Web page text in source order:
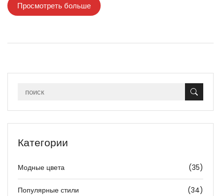
стиль к лучшему.
Просмотреть больше
Категории
Модные цвета (35)
Популярные стили (34)